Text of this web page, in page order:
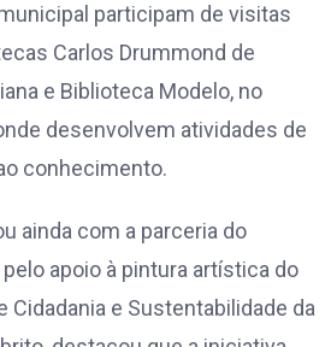
participam de visitas
Carlos Drummond de
e Biblioteca Modelo, no
desenvolvem atividades de
conhecimento.
ainda com a parceria do
apoio à pintura artística do
Cidadania e Sustentabilidade da